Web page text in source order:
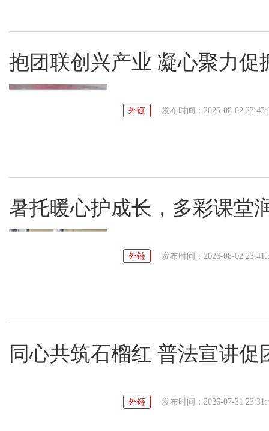
抱团联创兴产业 凝心聚力促
外链 发布时间：2026-08-02
暑托暖心护成长，多彩课堂
外链 发布时间：2026-08-02
同心共筑石榴红 普法宣讲促
外链 发布时间：2026-07-31